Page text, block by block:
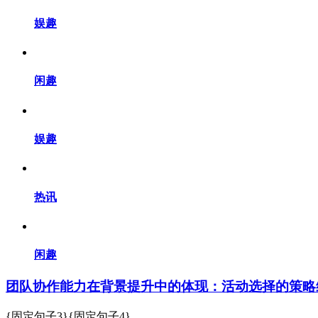
娱趣
闲趣
娱趣
热讯
闲趣
团队协作能力在背景提升中的体现：活动选择的策